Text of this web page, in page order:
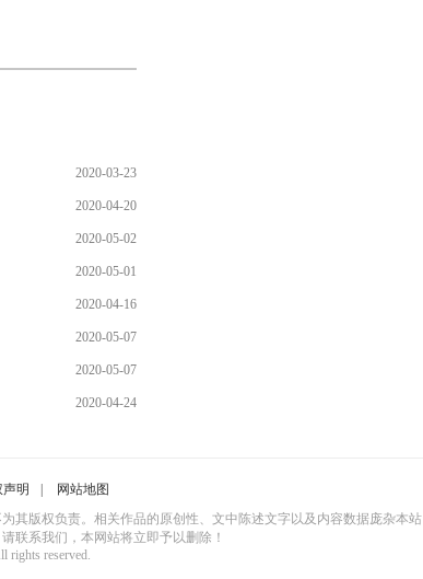
2020-03-23
2020-04-20
2020-05-02
2020-05-01
2020-04-16
2020-05-07
2020-05-07
2020-04-24
声明
网站地图
其版权负责。相关作品的原创性、文中陈述文字以及内容数据庞杂本站
联系我们，本网站将立即予以删除！
rights reserved.